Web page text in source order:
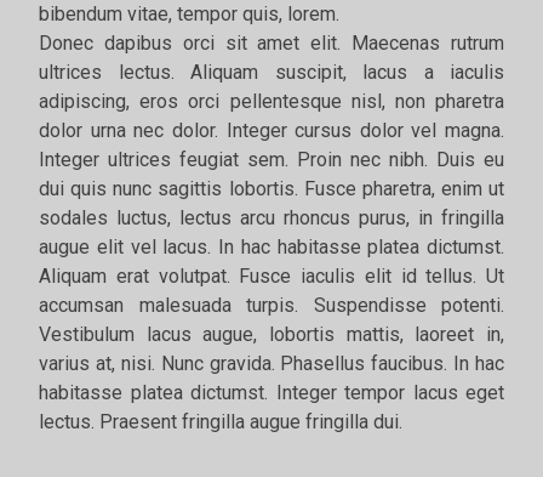
bibendum vitae, tempor quis, lorem.
Donec dapibus orci sit amet elit. Maecenas rutrum
ultrices lectus. Aliquam suscipit, lacus a iaculis
adipiscing, eros orci pellentesque nisl, non pharetra
dolor urna nec dolor. Integer cursus dolor vel magna.
Integer ultrices feugiat sem. Proin nec nibh. Duis eu
dui quis nunc sagittis lobortis. Fusce pharetra, enim ut
sodales luctus, lectus arcu rhoncus purus, in fringilla
augue elit vel lacus. In hac habitasse platea dictumst.
Aliquam erat volutpat. Fusce iaculis elit id tellus. Ut
accumsan malesuada turpis. Suspendisse potenti.
Vestibulum lacus augue, lobortis mattis, laoreet in,
varius at, nisi. Nunc gravida. Phasellus faucibus. In hac
habitasse platea dictumst. Integer tempor lacus eget
lectus. Praesent fringilla augue fringilla dui.